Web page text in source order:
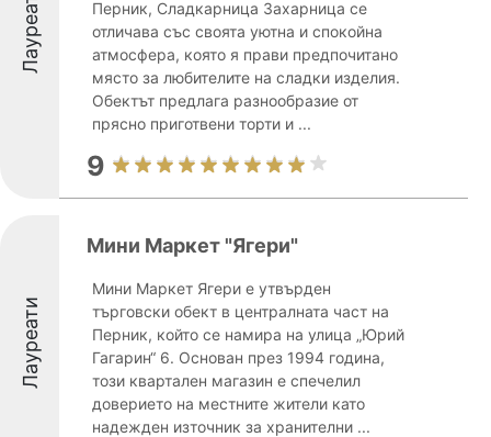
Лауреати
Перник, Сладкарница Захарница се
отличава със своята уютна и спокойна
атмосфера, която я прави предпочитано
място за любителите на сладки изделия.
Обектът предлага разнообразие от
прясно приготвени торти и ...
9
Лауреати
Мини Маркет "Ягери"
Мини Маркет Ягери е утвърден
търговски обект в централната част на
Перник, който се намира на улица „Юрий
Гагарин“ 6. Основан през 1994 година,
този квартален магазин е спечелил
доверието на местните жители като
надежден източник за хранителни ...